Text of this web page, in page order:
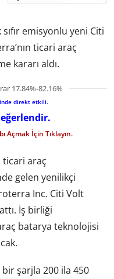
emisyonlu yeni Citi
ticari araç
kararı aldı.
17.84%-82.16%
direkt etkili.
Açmak İçin Tıklayın.
ticari araç
gelen yenilikçi
Inc. Citi Volt
İş birliği
batarya teknolojisi
şarjla 200 ila 450